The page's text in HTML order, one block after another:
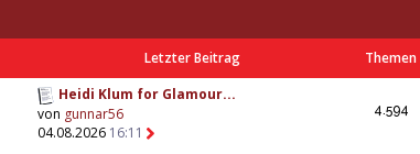
Letzter Beitrag Themen
Heidi Klum for Glamour...
von gunnar56
04.08.2026 16:11
4.594